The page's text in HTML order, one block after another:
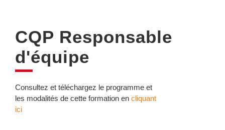
CQP Responsable
d'équipe
Consultez et téléchargez le programme et
les modalités de cette formation en cliquant
ici